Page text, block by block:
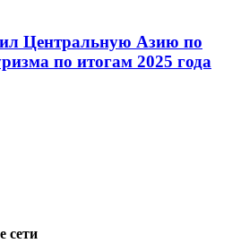
Центральную Азию по
по итогам 2025 года
сети